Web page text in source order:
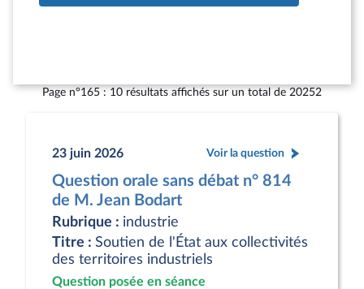
Page n°165 : 10 résultats affichés sur un total de 20252
23 juin 2026 Voir la question
Question orale sans débat n° 814
de M. Jean Bodart
Rubrique : industrie
Titre : Soutien de l'État aux collectivités
des territoires industriels
Question posée en séance